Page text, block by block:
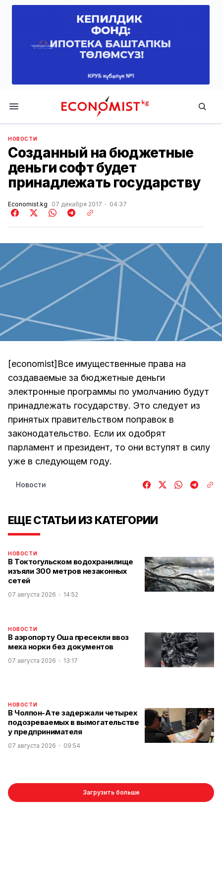
Economist.kg
НОВОСТИ
Созданный на бюджетные
деньги софт будет
принадлежать государству
Economist.kg 07 декабря 2017 04:37
[economist]Все имущественные права на
создаваемые за бюджетные деньги
электронные программы по умолчанию будут
принадлежать государству. Это следует из
принятых правительством поправок в
законодательство. Если их одобрят
парламент и президент, то они вступят в силу
уже в следующем году.
Новости
ЕЩЕ СТАТЬИ ИЗ КАТЕГОРИИ
НОВОСТИ
В Токтогульском водохранилище
изъяли 300 метров незаконных
сетей
07 августа 2026 14:52
НОВОСТИ
В аэропорту Оша пресекли ввоз
меха норки без документов
07 августа 2026 13:17
НОВОСТИ
В Чолпон-Ате задержали четырех
подозреваемых в вымогательстве
у предпринимателя
07 августа 2026 09:54
Загрузить больше